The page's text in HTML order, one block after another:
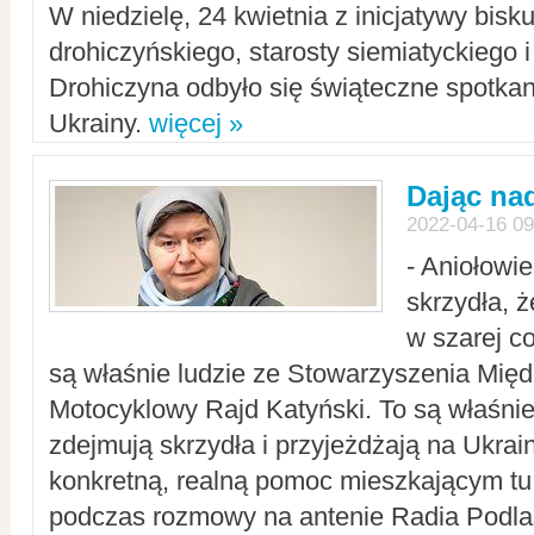
W niedzielę, 24 kwietnia z inicjatywy
drohiczyńskiego, starosty siemiatyckiego
Drohiczyna odbyło się świąteczne
Ukrainy. więcej »
Dając
2022-04-16
-
skrzydła,
w szarej
są właśnie ludzie ze Stowarzyszenia
Motocyklowy Rajd Katyński. To są
zdejmują skrzydła i przyjeżdżają na
konkretną, realną pomoc mieszkającym
podczas rozmowy na antenie Radia